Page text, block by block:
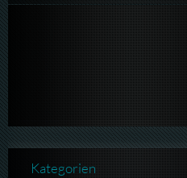
Kategorien